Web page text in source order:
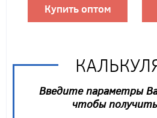
Купить оптом
Введите параметры
чтобы